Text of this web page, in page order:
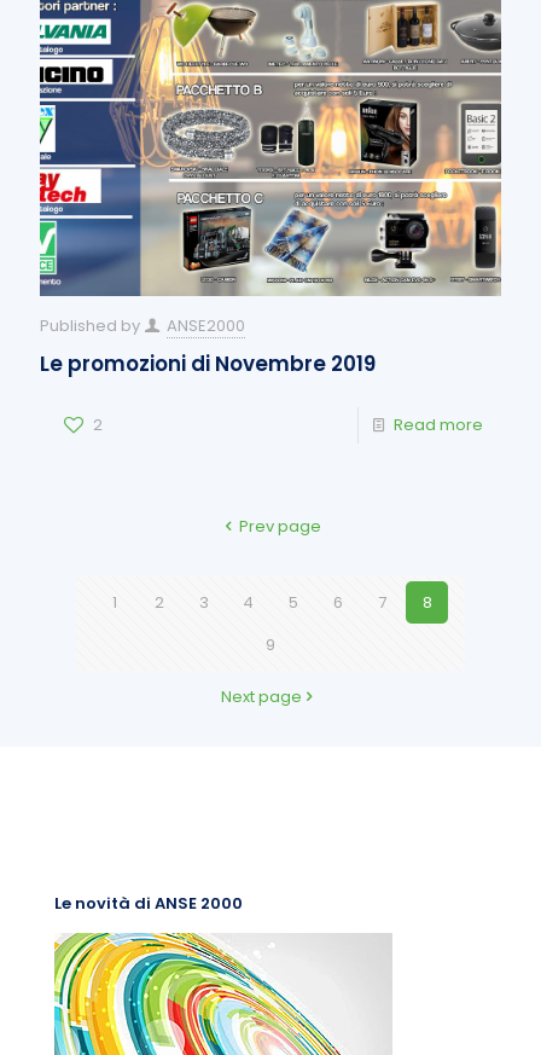
Published by ANSE2000
Le promozioni di Novembre 2019
2 Read more
Prev page
1 2 3 4 5 6 7
8
9
Next page
Le novità di ANSE 2000